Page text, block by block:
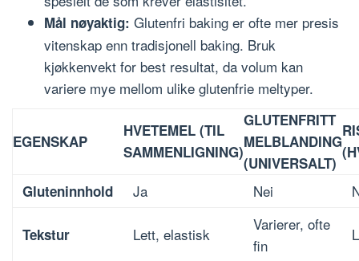
Mål nøyaktig: Glutenfri baking er ofte mer presis
vitenskap enn tradisjonell baking. Bruk
kjøkkenvekt for best resultat, da volum kan
variere mye mellom ulike glutenfrie meltyper.
EGENSKAP
HVETEMEL (TIL
SAMMENLIGNING)
GLUTENFRITT
MELBLANDING
(UNIVERSALT)
Gluteninnhold Ja Nei
Tekstur Lett, elastisk
Varierer, ofte
fin